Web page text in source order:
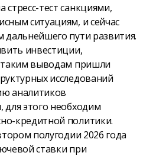
тест санкциями,
ситуациям, и сейчас
пути развития.
инвестиции,
выводам пришли
исследований
аналитиков
для этого необходим
кредитной политики.
полугодии 2026 года
ставки при